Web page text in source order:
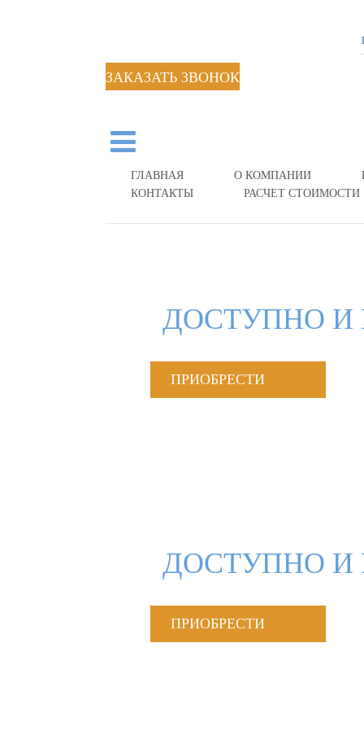
ЗАКАЗАТЬ ЗВОНОК
ГЛАВНАЯ О КОМПАНИИ
КОНТАКТЫ
РАСЧЕТ СТОИМОСТИ
ДОСТУПНО И
ПРИОБРЕСТИ
ДОСТУПНО И
ПРИОБРЕСТИ